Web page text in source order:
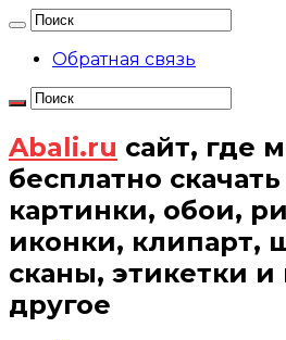
Обратная связь
Abali.ru сайт, где
бесплатно
картинки, обои,
иконки, клипарт,
сканы, этикетки и
другое